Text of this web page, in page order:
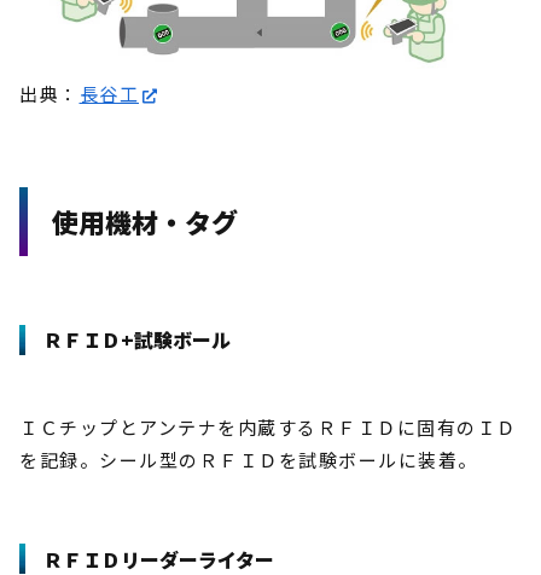
出典： 長谷工
使用機材・タグ
ＲＦＩＤ+試験ボール
ＩＣチップとアンテナを内蔵するＲＦＩＤに固有のＩＤ
を記録。シール型のＲＦＩＤを試験ボールに装着。
ＲＦＩＤリーダーライター